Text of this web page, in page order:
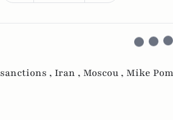
sanctions , Iran , Moscou , Mike